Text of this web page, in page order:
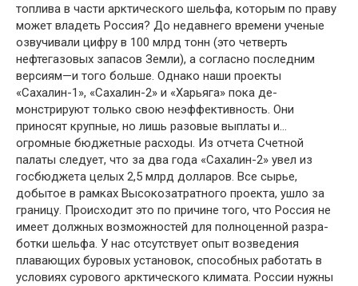
топлива в части арктического шель­фа, которым по праву
может владеть Россия? До недавнего времени ученые
озвучивали циф­ру в 100 млрд тонн (это четверть
нефтегазовых запасов Земли), а согласно последним
верси­ям—и того больше. Однако наши проекты
«Сахалин-1», «Сахалин-2» и «Харьяга» пока де­
монстрируют только свою неэффективность. Они
приносят крупные, но лишь разовые вы­платы и…
огромные бюджетные расходы. Из от­чета Счетной
палаты следует, что за два года «Сахалин-2» увел из
госбюджета целых 2,5 млрд долларов. Все сырье,
добытое в рамках Высокозатратного проекта, ушло за
границу. Происхо­дит это по причине того, что Россия не
имеет должных возможностей для полноценной разра­
ботки шельфа. У нас отсутствует опыт возведе­ния
плавающих буровых установок, способных работать в
условиях сурового арктического кли­мата. России нужны